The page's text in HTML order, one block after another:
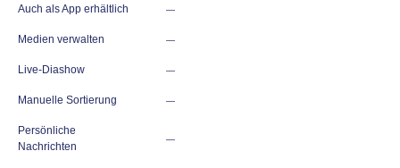
Auch als App erhältlich —
Medien verwalten —
Live-Diashow —
Manuelle Sortierung —
Persönliche
Nachrichten
—